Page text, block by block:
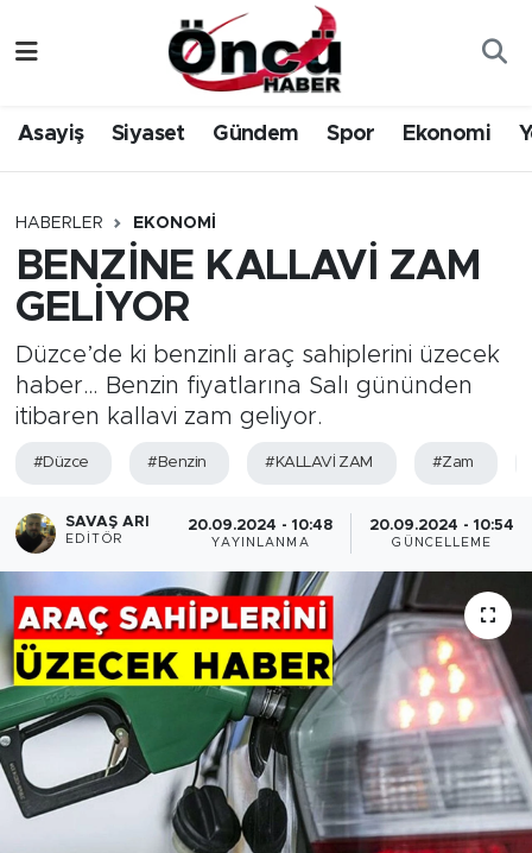
Asayiş Siyaset Gündem Spor Ekonomi
HABERLER EKONOMI
BENZİNE KALLAVİ ZAM
GELİYOR
Düzce’de ki benzinli araç sahiplerini üzecek
haber… Benzin fiyatlarına Salı gününden
itibaren kallavi zam geliyor.
#Düzce #Benzin #KALLAVİ ZAM #Zam
SAVAŞ ARI
EDITÖR
20.09.2024 - 10:48
YAYINLANMA
20.09.2024 - 10:54
GÜNCELLEME
Gündem
Sağlık & Çevre
Spor
Yerel Haber
Öncü Radyo Dinle
Öncü TV İzle
Düzce Nöbetçi Eczaneler
Düzce Hava Durumu
Düzce Namaz Vakitleri
Düzce Trafik Yoğunluk Haritası
Tüm Manşetler
Son Dakika Haberleri
Haber Arşivi